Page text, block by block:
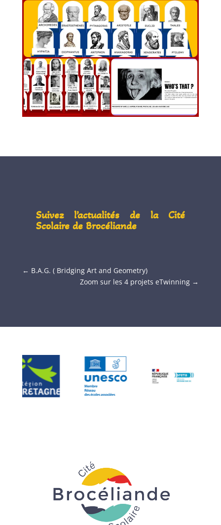
Suivez l’actualités de la Cité
Scolaire de Brocéliande
← B.A.G. ( Bridging Art and Geometry)
Zoom sur les 4 projets eTwinning →